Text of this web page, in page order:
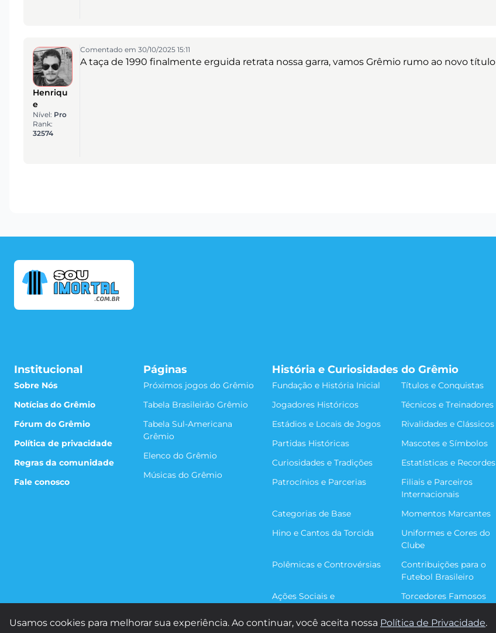
Henriqu
e
Nível: Pro
Rank:
32574
Comentado em 30/10/2025 15:11
A taça de 1990 finalmente erguida retrata nossa garra, vamos Grêmio rumo ao novo título
Institucional
Sobre Nós
Notícias do Grêmio
Fórum do Grêmio
Política de privacidade
Regras da comunidade
Fale conosco
Páginas
Próximos jogos do Grêmio
Tabela Brasileirão Grêmio
Tabela Sul-Americana
Grêmio
Elenco do Grêmio
Músicas do Grêmio
História e Curiosidades do Grêmio
Fundação e História Inicial
Títulos e Conquistas
Jogadores Históricos
Técnicos e Treinadores
Estádios e Locais de Jogos
Rivalidades e Clássicos
Partidas Históricas
Mascotes e Símbolos
Curiosidades e Tradições
Estatísticas e Recordes
Patrocínios e Parcerias
Filiais e Parceiros
Internacionais
Categorias de Base
Momentos Marcantes
Hino e Cantos da Torcida
Uniformes e Cores do
Clube
Polêmicas e Controvérsias
Contribuições para o
Futebol Brasileiro
Ações Sociais e
Torcedores Famosos
© 2026 Sou Imortal. Todos os direitos reservados.
Usamos cookies para melhorar sua experiência. Ao continuar, você aceita nossa Política de Privacidade.